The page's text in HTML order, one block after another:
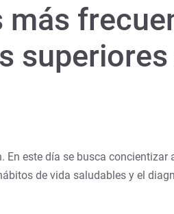
más
superiores
este día se busca
de vida saludables y el